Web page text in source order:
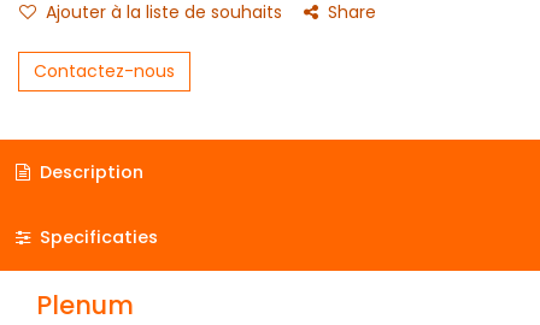
Ajouter à la liste de souhaits Share
Contactez-nous
Description
Specificaties
Plenum